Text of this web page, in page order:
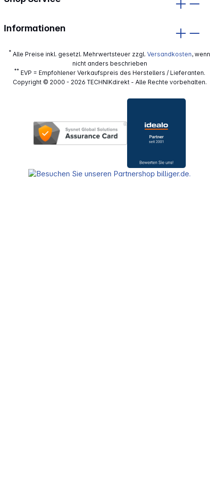
Informationen
* Alle Preise inkl. gesetzl. Mehrwertsteuer zzgl. Versandkosten, wenn
nicht anders beschrieben
** EVP = Empfohlener Verkaufspreis des Herstellers / Lieferanten.
Copyright © 2000 - 2026 TECHNIKdirekt - Alle Rechte vorbehalten.